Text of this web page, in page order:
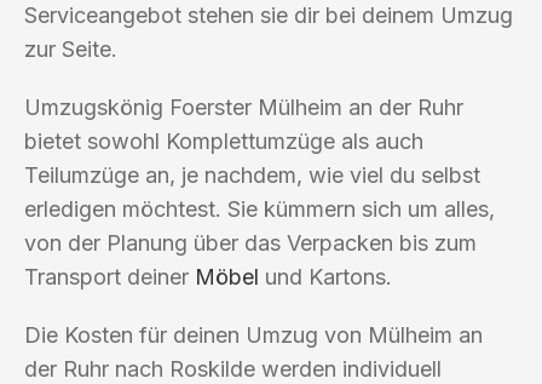
Serviceangebot stehen sie dir bei deinem Umzug
zur Seite.
Umzugskönig Foerster Mülheim an der Ruhr
bietet sowohl Komplettumzüge als auch
Teilumzüge an, je nachdem, wie viel du selbst
erledigen möchtest. Sie kümmern sich um alles,
von der Planung über das Verpacken bis zum
Transport deiner Möbel und Kartons.
Die Kosten für deinen Umzug von Mülheim an
der Ruhr nach Roskilde werden individuell